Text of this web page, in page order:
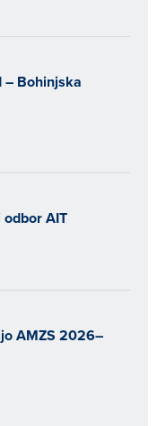
Bohinjska
AIT
AMZS 2026–